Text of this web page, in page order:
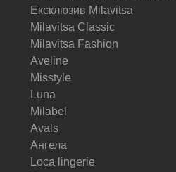
Ексклюзив Milavitsa
Milavitsa Classic
Milavitsa Fashion
Aveline
Misstyle
Luna
Milabel
Avals
Ангела
Loca lingerie